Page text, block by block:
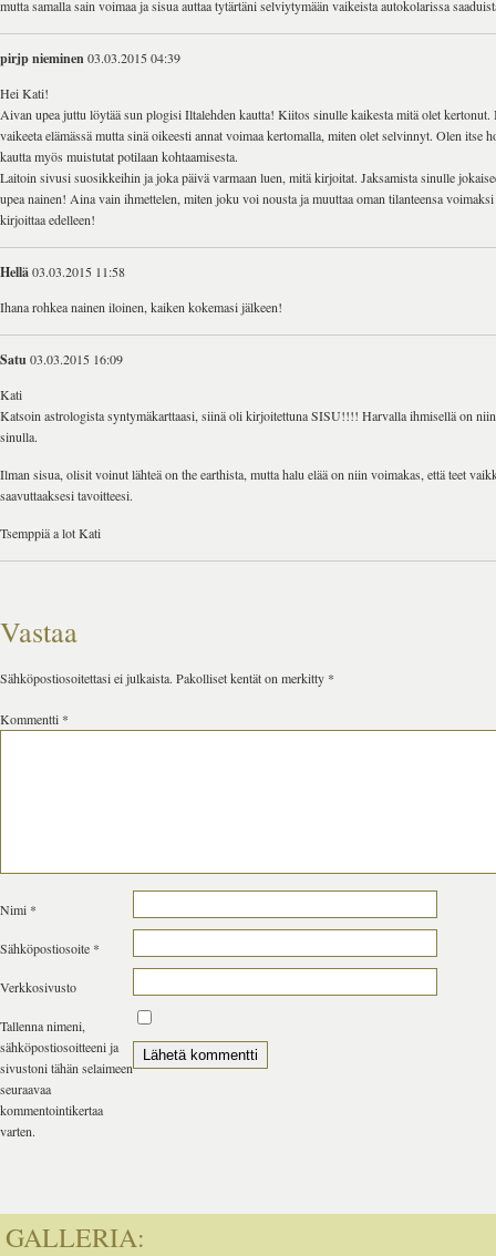
mutta samalla sain voimaa ja sisua auttaa tytärtäni selviytymään vaikeista autokolarissa
pirjp nieminen03.03.2015 04:39
Hei Kati!
Aivan upea juttu löytää sun plogisi Iltalehden kautta! Kiitos sinulle kaikesta mitä olet kertonut.
vaikeeta elämässä mutta sinä oikeesti annat voimaa kertomalla, miten olet selvinnyt. Olen itse
kautta myös muistutat potilaan kohtaamisesta.
Laitoin sivusi suosikkeihin ja joka päivä varmaan luen, mitä kirjoitat. Jaksamista sinulle
upea nainen! Aina vain ihmettelen, miten joku voi nousta ja muuttaa oman tilanteensa
kirjoittaa edelleen!
Hellä03.03.2015 11:58
Ihana rohkea nainen iloinen, kaiken kokemasi jälkeen!
Satu03.03.2015 16:09
Kati
Katsoin astrologista syntymäkarttaasi, siinä oli kirjoitettuna SISU!!!! Harvalla ihmisellä on
sinulla.
Ilman sisua, olisit voinut lähteä on the earthista, mutta halu elää on niin voimakas, että teet
saavuttaaksesi tavoitteesi.
Tsemppiä a lot Kati
Vastaa
Sähköpostiosoitettasi ei julkaista. Pakolliset kentät on merkitty *
Kommentti *
Nimi *
Sähköpostiosoite *
Verkkosivusto
Tallenna nimeni,
sähköpostiosoitteeni ja
sivustoni tähän selaimeen
seuraavaa
kommentointikertaa
varten.
GALLERIA: